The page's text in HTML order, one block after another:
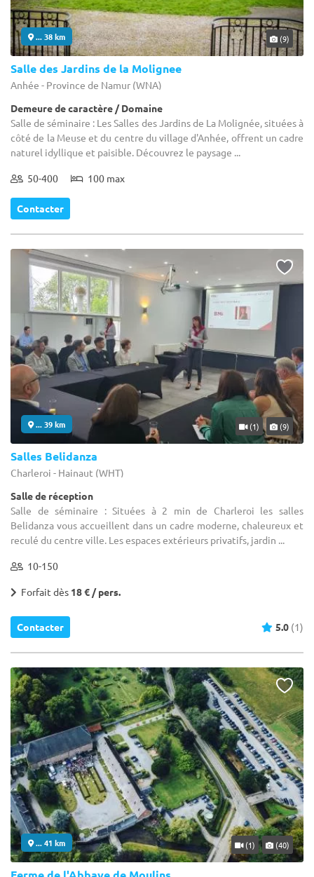
... 38 km (9)
Salle des Jardins de la Molignee
Anhée - Province de Namur (WNA)
Demeure de caractère / Domaine
Salle de séminaire : Les Salles des Jardins de La Molignée, situées à
côté de la Meuse et du centre du village d'Anhée, offrent un cadre
naturel idyllique et paisible. Découvrez le paysage ...
50-400 100 max
Contacter
... 39 km (1) (9)
Salles Belidanza
Charleroi - Hainaut (WHT)
Salle de réception
Salle de séminaire : Situées à 2 min de Charleroi les salles
Belidanza vous accueillent dans un cadre moderne, chaleureux et
reculé du centre ville. Les espaces extérieurs privatifs, jardin ...
10-150
Forfait dès 18 € / pers.
Contacter 5.0 (1)
... 41 km (1) (40)